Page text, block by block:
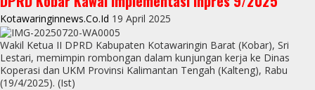
Kotawaringinnews.co.id 19 April 2025
Wakil Ketua II DPRD Kabupaten Kotawaringin Barat (Kobar), Sri
Lestari, memimpin rombongan dalam kunjungan kerja ke Dinas
Koperasi dan UKM Provinsi Kalimantan Tengah (Kalteng), Rabu
(19/4/2025). (Ist)